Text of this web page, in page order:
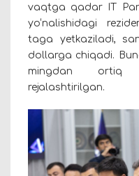
vaqtga qadar IT
yo‘nalishidagi
taga yetkaziladi,
dollarga chiqadi.
mingdan ortiq
rejalashtirilgan.